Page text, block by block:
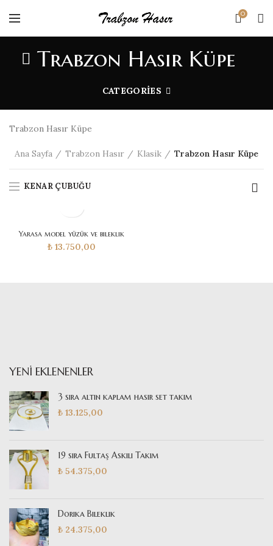
0
Trabzon Hasır Küpe
CATEGORIES
Trabzon Hasır Küpe
Ana Sayfa Trabzon Hasır Klasik Trabzon Hasır Küpe
KENAR ÇUBUĞU
Yarasa model yüzük ve bileklik
₺13.750,00
YENI EKLENENLER
3 sıra altın kaplam hasır set takım
₺ 13.125,00
19 sıra Fultaş Askılı Takım
₺ 54.375,00
Dorika Bileklik
₺ 24.375,00